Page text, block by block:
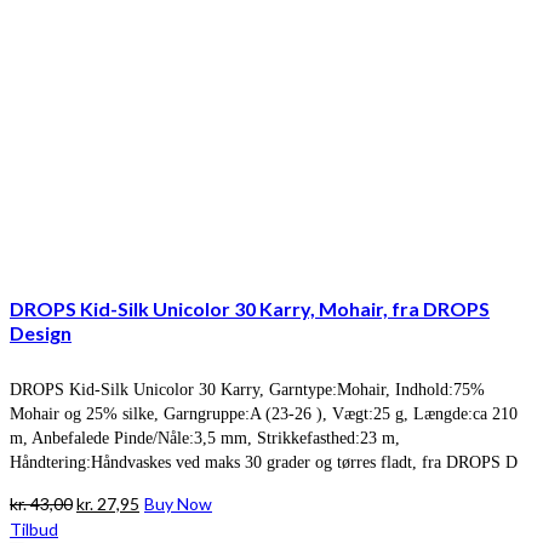
DROPS Kid-Silk Unicolor 30 Karry, Mohair, fra DROPS
Design
DROPS Kid-Silk Unicolor 30 Karry, Garntype:Mohair, Indhold:75%
Mohair og 25% silke, Garngruppe:A (23-26 ), Vægt:25 g, Længde:ca 210
m, Anbefalede Pinde/Nåle:3,5 mm, Strikkefasthed:23 m,
Håndtering:Håndvaskes ved maks 30 grader og tørres fladt, fra DROPS D
kr.43,00Den
kr. 27,95 Den
Buy Now
Tilbud